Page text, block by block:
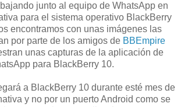
junto al equipo de WhatsApp en
para el sistema operativo BlackBerry
encontramos con unas imágenes las
por parte de los amigos de BBEmpire
unas capturas de la aplicación de
para BlackBerry 10.
a BlackBerry 10 durante esté mes de
y no por un puerto Android como se